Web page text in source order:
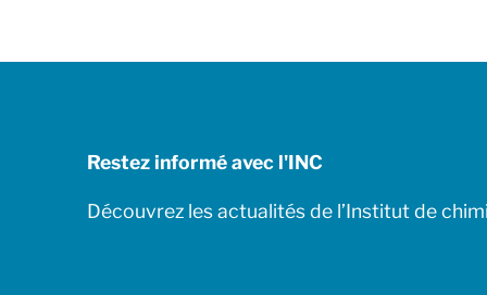
Restez informé avec l'INC
Découvrez les actualités de l’Institut de